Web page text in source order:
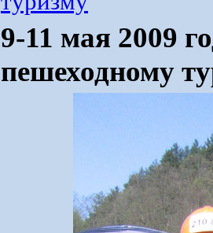
9-11 мая 2009
пешеходному